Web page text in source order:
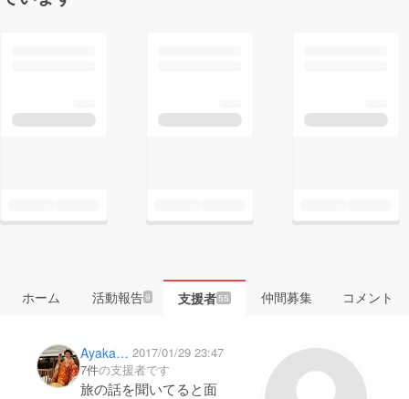
ホーム 活動報告9 支援者55 仲間募集 コメント
Ayaka Kawae 2017/01/29 23:47
7件の支援者です
旅の話を聞いてると面